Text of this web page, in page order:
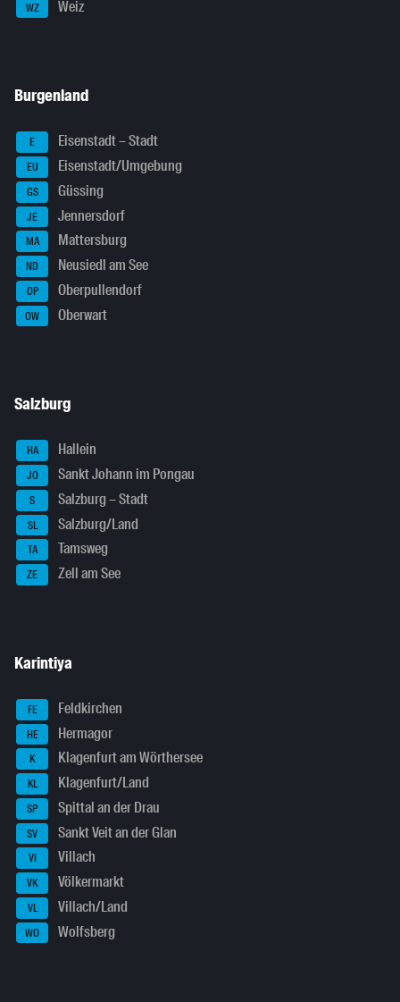
WZ Weiz
Burgenland
E Eisenstadt – Stadt
EU Eisenstadt/Umgebung
GS Güssing
JE Jennersdorf
MA Mattersburg
ND Neusiedl am See
OP Oberpullendorf
OW Oberwart
Salzburg
HA Hallein
JO Sankt Johann im Pongau
S Salzburg – Stadt
SL Salzburg/Land
TA Tamsweg
ZE Zell am See
Karintiya
FE Feldkirchen
HE Hermagor
K Klagenfurt am Wörthersee
KL Klagenfurt/Land
SP Spittal an der Drau
SV Sankt Veit an der Glan
VI Villach
VK Völkermarkt
VL Villach/Land
WO Wolfsberg